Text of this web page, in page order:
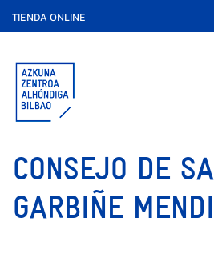
TIENDA ONLINE
CONSEJO DE
GARBIÑE